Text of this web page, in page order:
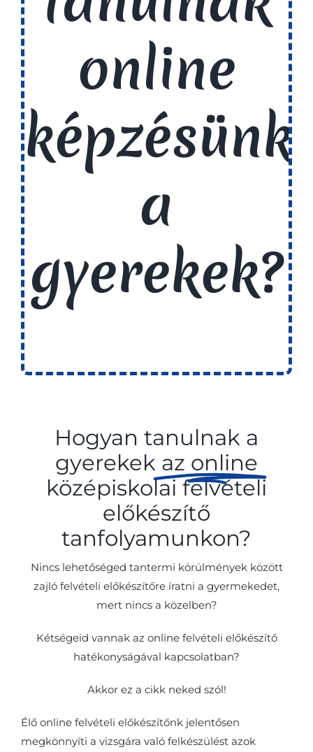
online
a
gyerekek?
Hogyan tanulnak a
gyerekek az online
középiskolai felvételi
előkészítő
tanfolyamunkon?
Nincs lehetőséged tantermi körülmények között
zajló felvételi előkészítőre íratni a gyermekedet,
mert nincs a közelben?
Kétségeid vannak az online felvételi előkészítő
hatékonyságával kapcsolatban?
Akkor ez a cikk neked szól!
Élő online felvételi előkészítőnk jelentősen
megkönnyíti a vizsgára való felkészülést azok